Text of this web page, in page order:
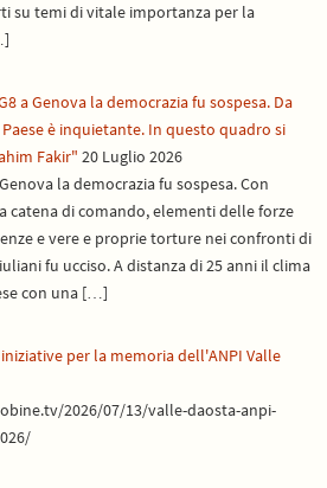
su temi di vitale importanza per la
a Genova la democrazia fu sospesa. Da
è inquietante. In questo quadro si
Fakir" 20 Luglio 2026
la democrazia fu sospesa. Con
catena di comando, elementi delle forze
e vere e proprie torture nei confronti di
fu ucciso. A distanza di 25 anni il clima
con una […]
per la memoria dell'ANPI Valle
2026/07/13/valle-daosta-anpi-